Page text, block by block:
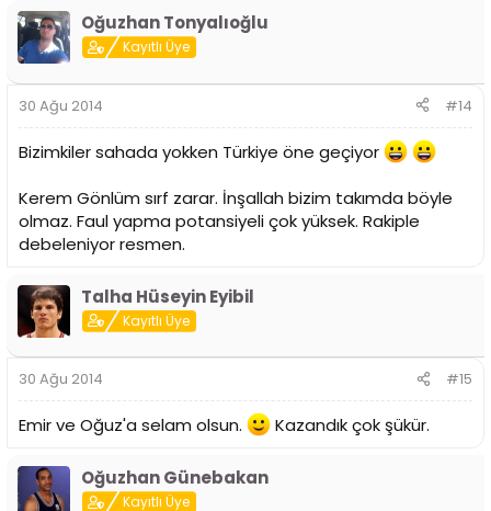
Oğuzhan Tonyalıoğlu
Kayıtlı Üye
30 Ağu 2014 #14
Bizimkiler sahada yokken Türkiye öne geçiyor
Kerem Gönlüm sırf zarar. İnşallah bizim takımda böyle
olmaz. Faul yapma potansiyeli çok yüksek. Rakiple
debeleniyor resmen.
Talha Hüseyin Eyibil
Kayıtlı Üye
30 Ağu 2014 #15
Emir ve Oğuz'a selam olsun. Kazandık çok şükür.
Oğuzhan Günebakan
Kayıtlı Üye